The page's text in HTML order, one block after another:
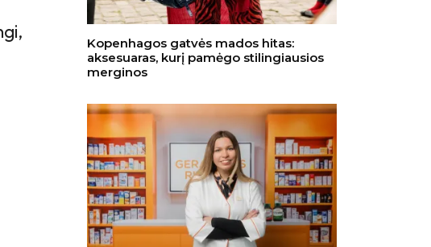
Kopenhagos gatvės mados hitas:
aksesuaras, kurį pamėgo stilingiausios
merginos